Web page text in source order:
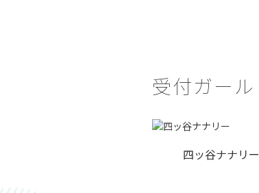
受付ガール
四ッ谷ナナリー